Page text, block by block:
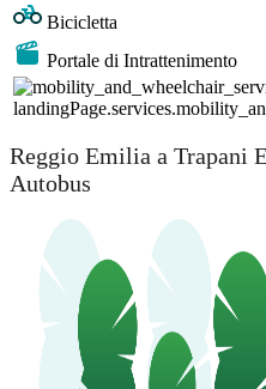
Bicicletta
Portale di Intrattenimento
Reggio Emilia a Trapani
Autobus